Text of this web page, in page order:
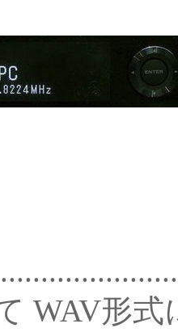
WAV形